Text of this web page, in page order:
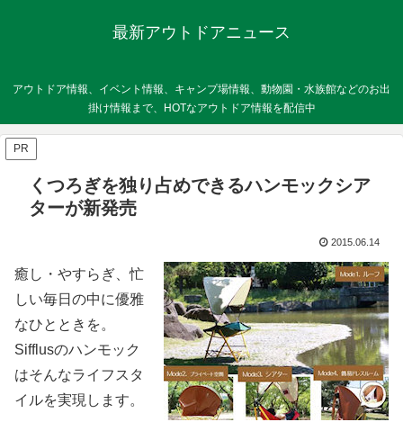
最新アウトドアニュース
アウトドア情報、イベント情報、キャンプ場情報、動物園・水族館などのお出
掛け情報まで、HOTなアウトドア情報を配信中
PR
くつろぎを独り占めできるハンモックシア
ターが新発売
2015.06.14
癒し・やすらぎ、忙
しい毎日の中に優雅
なひとときを。
Sifflusのハンモック
はそんなライフスタ
イルを実現します。